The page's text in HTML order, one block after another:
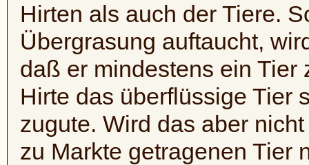
Hirten als auch der Tiere.
Übergrasung auftaucht,
daß er mindestens ein
Hirte das überflüssige Tier
zugute. Wird das aber
zu Markte getragenen Tier